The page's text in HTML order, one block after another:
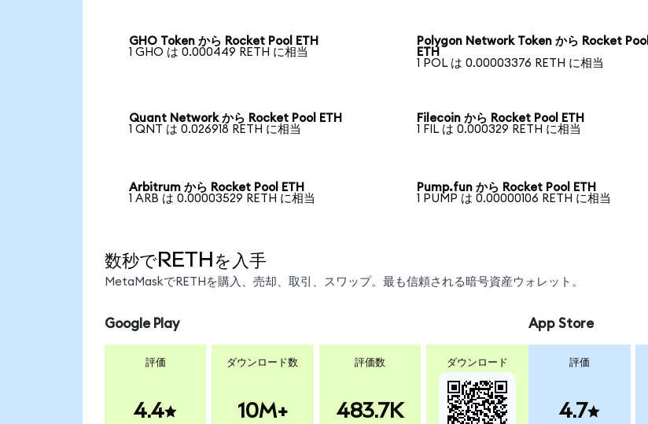
GHO Token から Rocket Pool ETH
1 GHO は 0.000449 RETH に相当
Polygon Network Token から Rocket Pool
ETH
1 POL は 0.00003376 RETH に相当
Quant Network から Rocket Pool ETH
1 QNT は 0.026918 RETH に相当
Filecoin から Rocket Pool ETH
1 FIL は 0.000329 RETH に相当
Arbitrum から Rocket Pool ETH
1 ARB は 0.00003529 RETH に相当
Pump.fun から Rocket Pool ETH
1 PUMP は 0.00000106 RETH に相当
数秒でRETHを入手
MetaMaskでRETHを購入、売却、取引、スワップ。最も信頼される暗号資産ウォレット。
Google Play
評価
4.4
ダウンロード数
10M+
評価数
483.7K
ダウンロード
App Store
評価
4.7